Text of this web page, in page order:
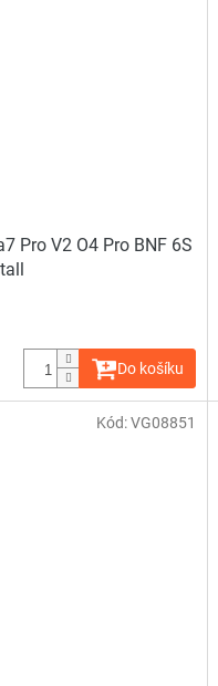
Pro V2 O4 Pro BNF 6S
Do košíku
Kód:VG08851